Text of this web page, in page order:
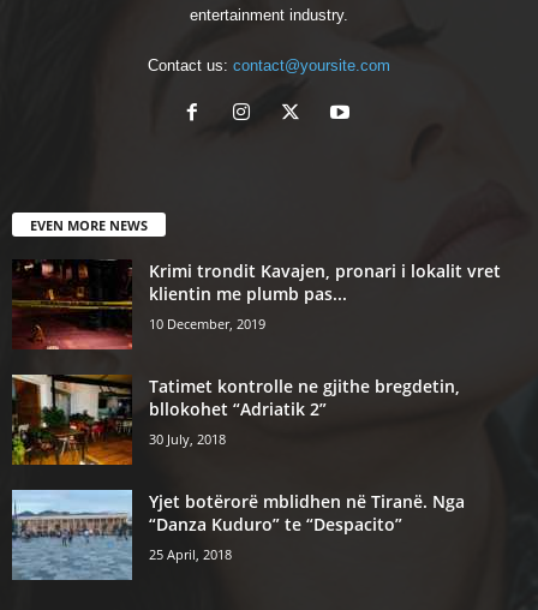
entertainment industry.
Contact us: contact@yoursite.com
EVEN MORE NEWS
Krimi trondit Kavajen, pronari i lokalit vret
klientin me plumb pas...
10 December, 2019
Tatimet kontrolle ne gjithe bregdetin,
bllokohet “Adriatik 2”
30 July, 2018
Yjet botërorë mblidhen në Tiranë. Nga
“Danza Kuduro” te “Despacito”
25 April, 2018